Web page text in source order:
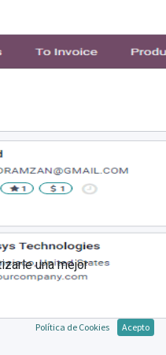
una mejor
Política de Cookies Acepto